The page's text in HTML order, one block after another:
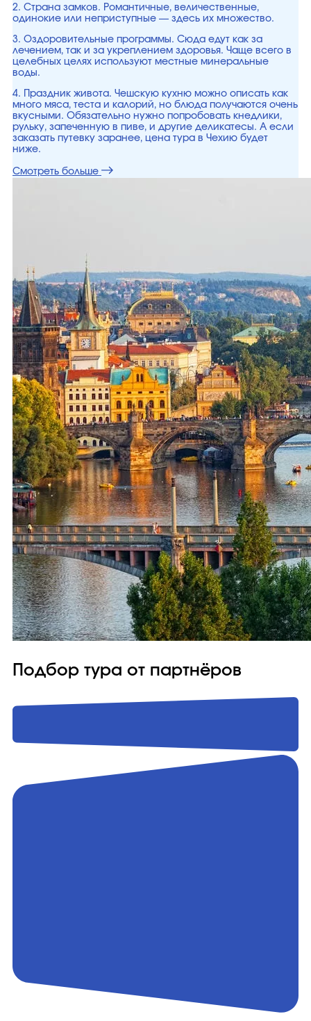
2. Страна замков. Романтичные, величественные,
одинокие или неприступные — здесь их множество.
3. Оздоровительные программы. Сюда едут как за
лечением, так и за укреплением здоровья. Чаще всего в
целебных целях используют местные минеральные
воды.
4. Праздник живота. Чешскую кухню можно описать как
много мяса, теста и калорий, но блюда получаются очень
вкусными. Обязательно нужно попробовать кнедлики,
рульку, запеченную в пиве, и другие деликатесы. А если
заказать путевку заранее, цена тура в Чехию будет
ниже.
Смотреть больше
Подбор тура от партнёров